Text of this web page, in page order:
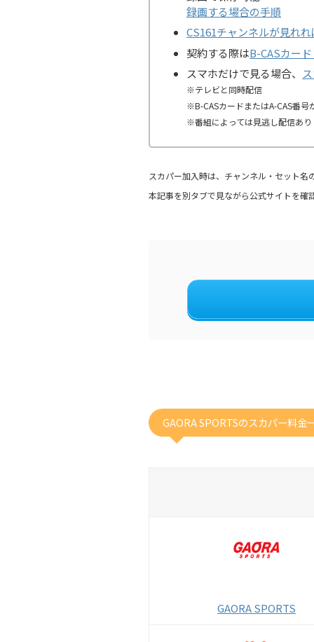
録画する場合の手順
CS161チャンネルが見れ
契約する際はB-CASカー
スマホだけで見る場合、
※テレビと同時配信
※B-CASカードまたはA-CAS番号
※番組によっては見逃し配信あり
スカパー加入時は、チャンネル・セット名
本記事を別タブで見ながら公式サイトを確
GAORA SPORTSのスカパー料金
GAORA SPORTS